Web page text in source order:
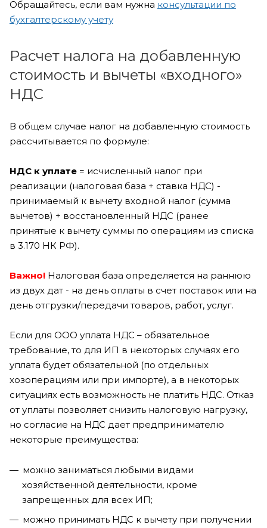
Обращайтесь, если вам нужна консультации по
бухгалтерскому учету
Расчет налога на добавленную
стоимость и вычеты «входного»
НДС
В общем случае налог на добавленную стоимость
рассчитывается по формуле:
НДС к уплате = исчисленный налог при
реализации (налоговая база + ставка НДС) -
принимаемый к вычету входной налог (сумма
вычетов) + восстановленный НДС (ранее
принятые к вычету суммы по операциям из списка
в 3.170 НК РФ).
Важно! Налоговая база определяется на раннюю
из двух дат - на день оплаты в счет поставок или на
день отгрузки/передачи товаров, работ, услуг.
Если для ООО уплата НДС – обязательное
требование, то для ИП в некоторых случаях его
уплата будет обязательной (по отдельных
хозоперациям или при импорте), а в некоторых
ситуациях есть возможность не платить НДС. Отказ
от уплаты позволяет снизить налоговую нагрузку,
но согласие на НДС дает предпринимателю
некоторые преимущества:
можно заниматься любыми видами
хозяйственной деятельности, кроме
запрещенных для всех ИП;
можно принимать НДС к вычету при получении